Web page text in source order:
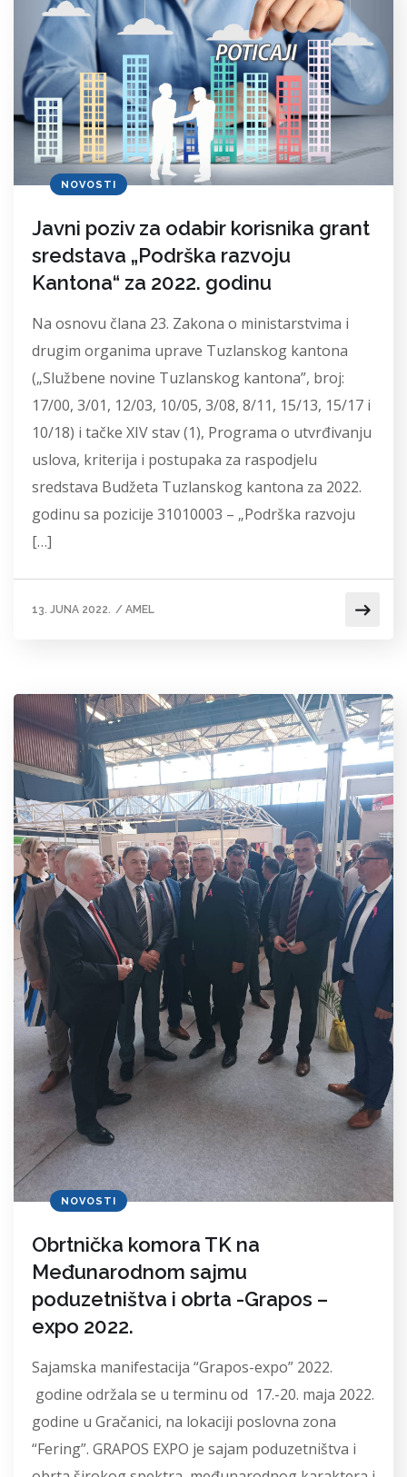
NOVOSTI
Javni poziv za odabir korisnika grant
sredstava „Podrška razvoju
Kantona“ za 2022. godinu
Na osnovu člana 23. Zakona o ministarstvima i
drugim organima uprave Tuzlanskog kantona
(„Službene novine Tuzlanskog kantona”, broj:
17/00, 3/01, 12/03, 10/05, 3/08, 8/11, 15/13, 15/17 i
10/18) i tačke XIV stav (1), Programa o utvrđivanju
uslova, kriterija i postupaka za raspodjelu
sredstava Budžeta Tuzlanskog kantona za 2022.
godinu sa pozicije 31010003 – „Podrška razvoju
[…]
13. JUNA 2022. / AMEL
NOVOSTI
Obrtnička komora TK na
Međunarodnom sajmu
poduzetništva i obrta -Grapos –
expo 2022.
Sajamska manifestacija “Grapos-expo” 2022.
godine održala se u terminu od 17.-20. maja 2022.
godine u Gračanici, na lokaciji poslovna zona
“Fering”. GRAPOS EXPO je sajam poduzetništva i